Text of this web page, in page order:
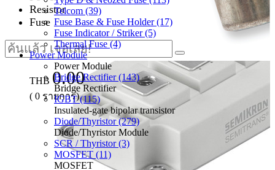
Resistor
Fuse
THB 0.00
( 0 รายการ)
Telcom (39)
Fuse Base & Fuse Holder (17)
Fuse Indicator / Striker (5)
Thermal Fuse (4)
Power Module
Power Module
Bridge Rectifier (143)
Bridge Rectifier
IGBT (115)
Insulated-gate bipolar transistor
Diode/Thyristor (279)
Diode/Thyristor Module
SCR / Thyristor (3)
MOSFET (11)
MOSFET